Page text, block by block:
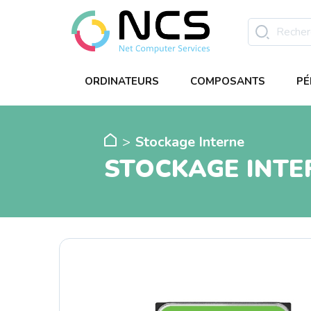
ORDINATEURS COMPOSANTS
Stockage Interne
STOCKAGE